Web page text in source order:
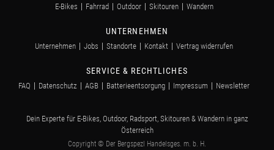
E-Bikes Fahrrad Outdoor Skitouren Wandern
UNTERNEHMEN
Unternehmen Jobs Standorte Kontakt Vertrag widerrufen
SERVICE & RECHTLICHES
FAQ Datenschutz AGB Batterieentsorgung Impressum Newsletter
Dein Experte für E-Bikes, Outdoor, Radsport, Skitouren & Wandern in ganz
Österreich
Copyright © Der Bergspezl Handelsges. m. b. H.